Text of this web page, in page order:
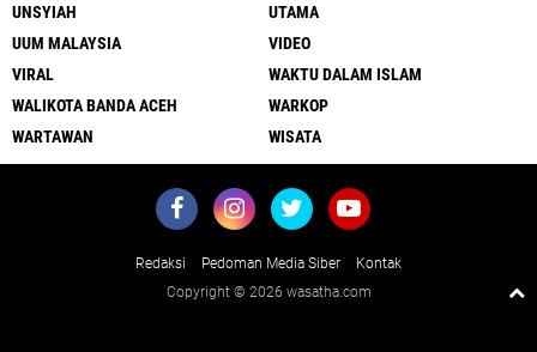
UNSYIAH
UTAMA
UUM MALAYSIA
VIDEO
VIRAL
WAKTU DALAM ISLAM
WALIKOTA BANDA ACEH
WARKOP
WARTAWAN
WISATA
Redaksi Pedoman Media Siber
Kontak
Copyright © 2026 wasatha.com